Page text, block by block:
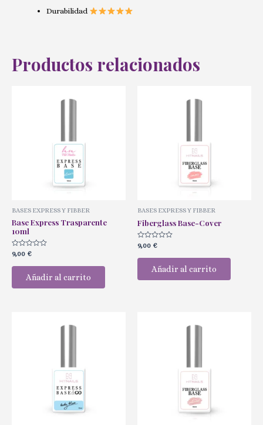
Durabilidad
Productos relacionados
BASES EXPRESS Y FIBBER
Base Express Trasparente
10ml
Valorado
con
0
9,00 €
Añadir al carrito
BASES EXPRESS Y FIBBER
Fiberglass Base-Cover
Valorado
con
0
9,00 €
Añadir al carrito